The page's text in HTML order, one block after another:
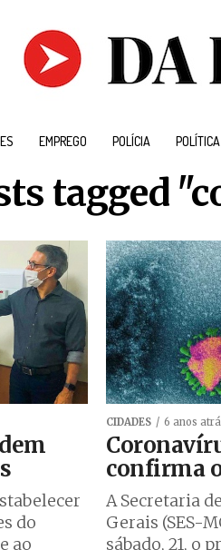
EMPREGO POLÍCIA POLÍTICA
tagged
do
ao
CIDADES 6 anos
confirma
A Secretaria
Gerais (SES-
sábado, 21, o